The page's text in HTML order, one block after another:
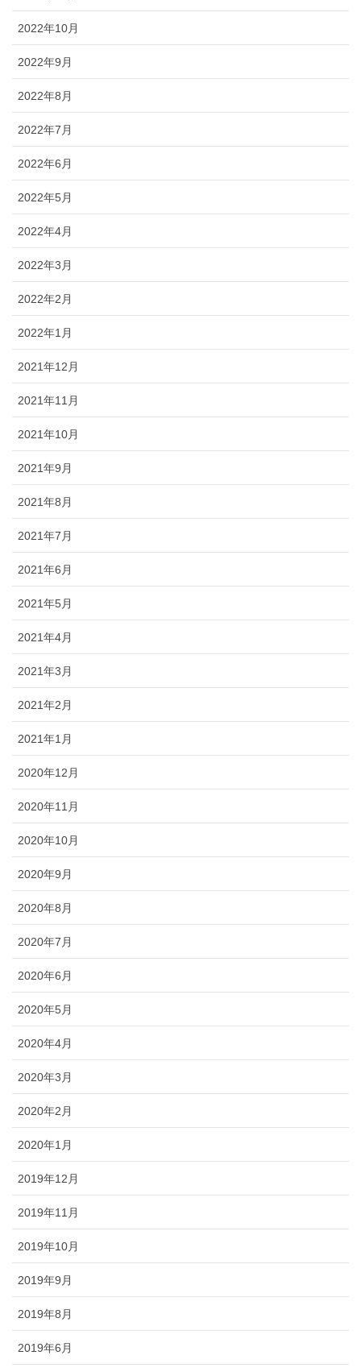
2022年10月
2022年9月
2022年8月
2022年7月
2022年6月
2022年5月
2022年4月
2022年3月
2022年2月
2022年1月
2021年12月
2021年11月
2021年10月
2021年9月
2021年8月
2021年7月
2021年6月
2021年5月
2021年4月
2021年3月
2021年2月
2021年1月
2020年12月
2020年11月
2020年10月
2020年9月
2020年8月
2020年7月
2020年6月
2020年5月
2020年4月
2020年3月
2020年2月
2020年1月
2019年12月
2019年11月
2019年10月
2019年9月
2019年8月
2019年6月